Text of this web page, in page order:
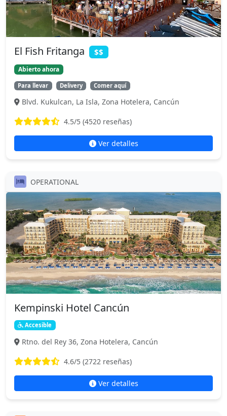
El Fish Fritanga $$
Abierto ahora
Para llevar Delivery Comer aquí
Blvd. Kukulcan, La Isla, Zona Hotelera, Cancún
4.5/5 (4520 reseñas)
Ver detalles
OPERATIONAL
Kempinski Hotel Cancún
Accesible
Rtno. del Rey 36, Zona Hotelera, Cancún
4.6/5 (2722 reseñas)
Ver detalles